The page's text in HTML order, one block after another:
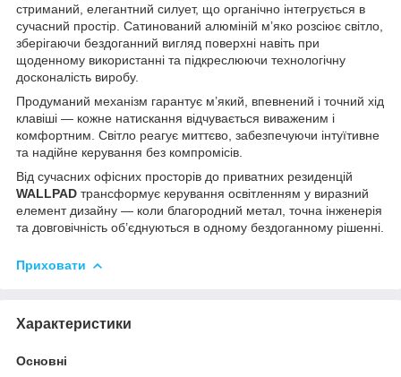
стриманий, елегантний силует, що органічно інтегрується в
сучасний простір. Сатинований алюміній м’яко розсіює світло,
зберігаючи бездоганний вигляд поверхні навіть при
щоденному використанні та підкреслюючи технологічну
досконалість виробу.
Продуманий механізм гарантує м’який, впевнений і точний хід
клавіші — кожне натискання відчувається виваженим і
комфортним. Світло реагує миттєво, забезпечуючи інтуїтивне
та надійне керування без компромісів.
Від сучасних офісних просторів до приватних резиденцій
WALLPAD трансформує керування освітленням у виразний
елемент дизайну — коли благородний метал, точна інженерія
та довговічність об’єднуються в одному бездоганному рішенні.
Приховати
Характеристики
Основні